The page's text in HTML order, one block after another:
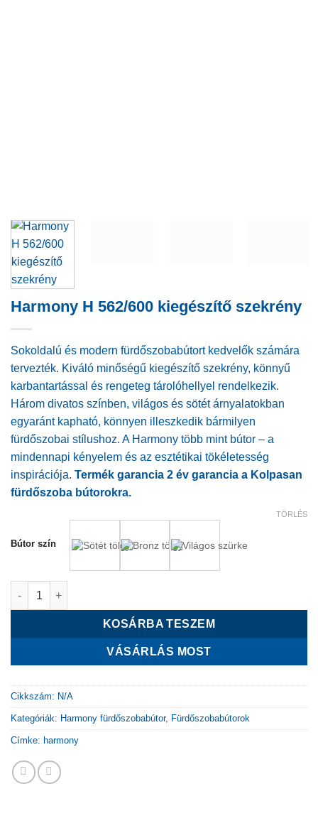
Harmony H 562/600 kiegészítő szekrény
Sokoldalú és modern fürdőszobabútort kedvelők számára
tervezték. Kiváló minőségű kiegészítő szekrény, könnyű
karbantartással és rengeteg tárolóhellyel rendelkezik.
Három divatos színben, világos és sötét árnyalatokban
egyaránt kapható, könnyen illeszkedik bármilyen
fürdőszobai stílushoz. A Harmony több mint bútor – a
mindennapi kényelem és az esztétikai tökéletesség
inspirációja. Termék garancia 2 év garancia a Kolpasan
fürdőszoba bútorokra.
Bútor szín
TÖRLÉS
Harmony H 562/600 kiegészítő szekrény mennyiség
KOSÁRBA TESZEM
VÁSÁRLÁS MOST
Cikkszám: N/A
Kategóriák: Harmony fürdőszobabútor, Fürdőszobabútorok
Címke: harmony